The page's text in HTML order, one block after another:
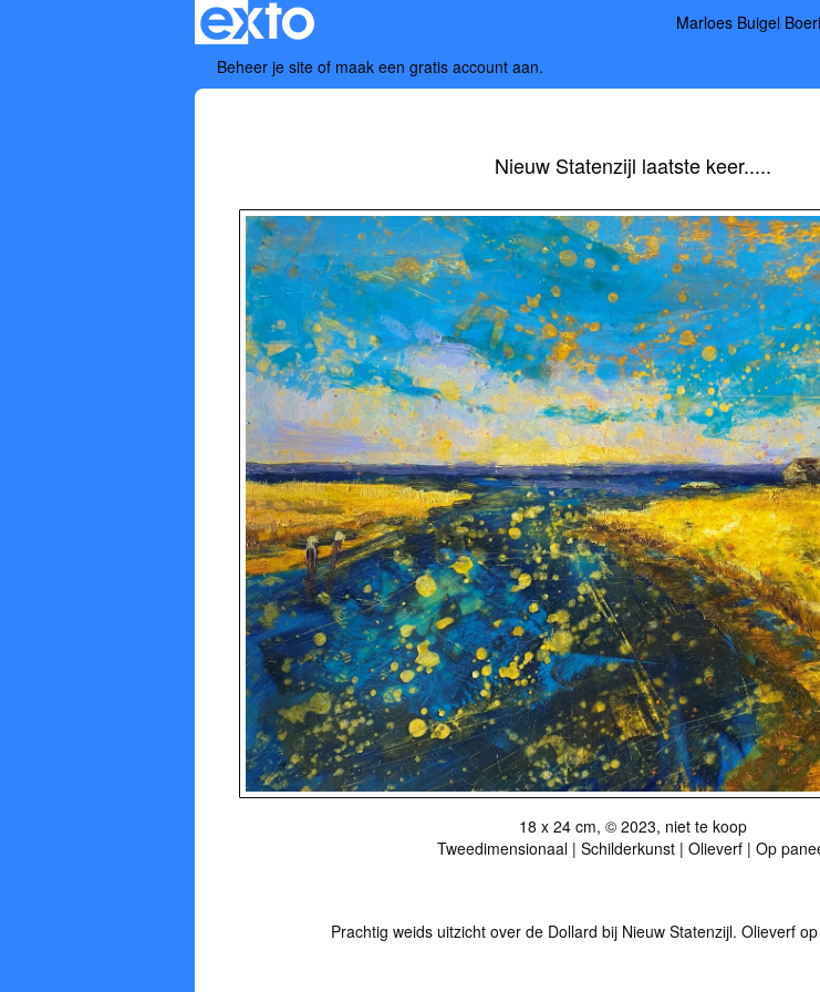
Marloes Buigel
Beheer je site of maak een gratis account aan.
Nieuw Statenzijl laatste keer.....
18 x 24 cm, © 2023, niet te koop
Tweedimensionaal | Schilderkunst | Olieverf | Op
Prachtig weids uitzicht over de Dollard bij Nieuw Statenzijl. Olieverf